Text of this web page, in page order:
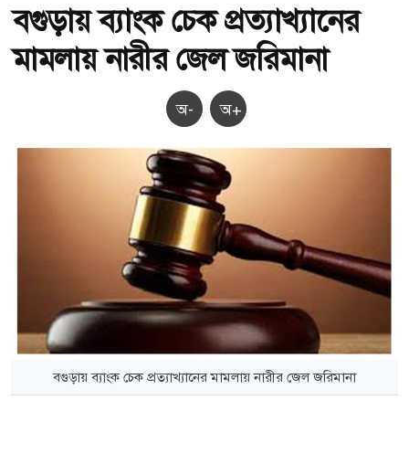
বগুড়ায় ব্যাংক চেক প্রত্যাখ্যানের
মামলায় নারীর জেল জরিমানা
অ- অ+
বগুড়ায় ব্যাংক চেক প্রত্যাখ্যানের মামলায় নারীর জেল জরিমানা